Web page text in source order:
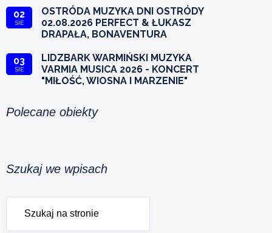
02
SIE
OSTRÓDA MUZYKA DNI OSTRÓDY
02.08.2026 PERFECT & ŁUKASZ
DRAPAŁA, BONAVENTURA
03
SIE
LIDZBARK WARMIŃSKI MUZYKA
VARMIA MUSICA 2026 - KONCERT
"MIŁOŚĆ, WIOSNA I MARZENIE"
Polecane obiekty
Szukaj we wpisach